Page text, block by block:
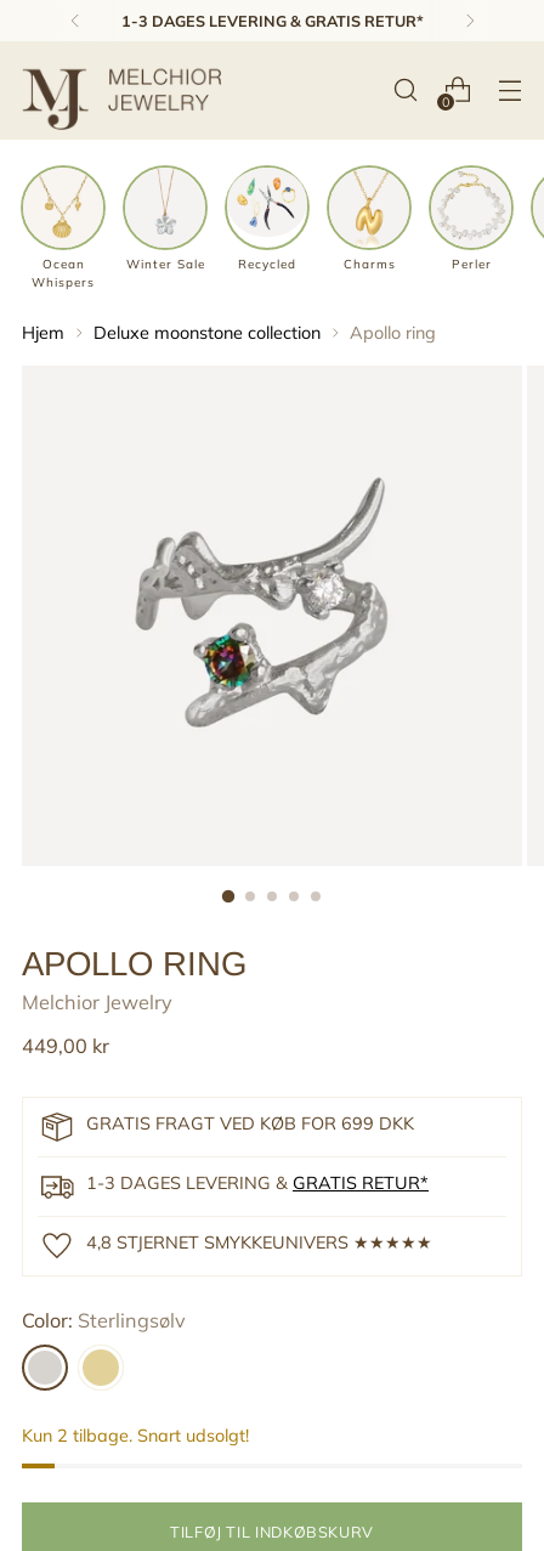
1-3 DAGES LEVERING & GRATIS RETUR*
0
Ocean
Whispers
Winter Sale Recycled Charms Perler
Hjem Deluxe moonstone collection Apollo ring
APOLLO RING
Melchior Jewelry
Reguler
449,00 kr
GRATIS FRAGT VED KØB FOR 699 DKK
1-3 DAGES LEVERING & GRATIS RETUR*
4,8 STJERNET SMYKKEUNIVERS ★★★★★
Color: Sterlingsølv
Kun 2 tilbage. Snart udsolgt!
TILFØJ TIL INDKØBSKURV